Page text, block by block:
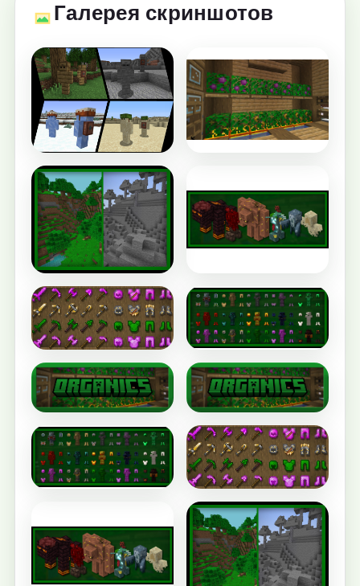
Галерея скриншотов